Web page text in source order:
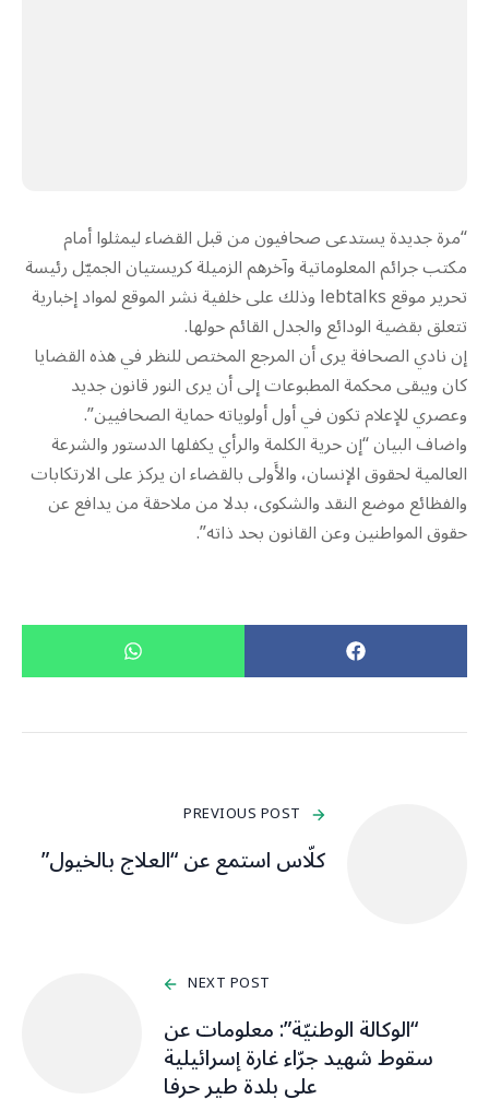
“مرة جديدة يستدعى صحافيون من قبل القضاء ليمثلوا أمام
مكتب جرائم المعلوماتية وآخرهم الزميلة كريستيان الجميّل رئيسة
تحرير موقع lebtalks وذلك على خلفية نشر الموقع لمواد إخبارية
تتعلق بقضية الودائع والجدل القائم حولها.
إن نادي الصحافة يرى أن المرجع المختص للنظر في هذه القضايا
كان ويبقى محكمة المطبوعات إلى أن يرى النور قانون جديد
وعصري للإعلام تكون في أول أولوياته حماية الصحافيين”.
واضاف البيان “إن حرية الكلمة والرأي يكفلها الدستور والشرعة
العالمية لحقوق الإنسان، والأَولى بالقضاء ان يركز على الارتكابات
والفظائع موضع النقد والشكوى، بدلا من ملاحقة من يدافع عن
حقوق المواطنين وعن القانون بحد ذاته”.
PREVIOUS POST
كلّاس استمع عن “العلاج بالخيول”
NEXT POST
“الوكالة الوطنيّة”: معلومات عن
سقوط شهيد جرّاء غارة إسرائيلية
على بلدة طير حرفا